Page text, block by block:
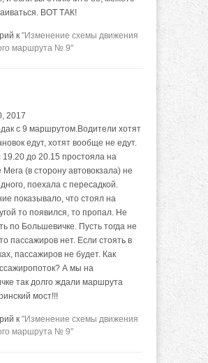
ВОТ ТАК!
к "Изменение схемы движения
маршрута № 9"
2017
с 9 маршрутом.Водители хотят
едут, хотят вообще не едут.
19.20 до 20.15 простояла на
Мега (в сторону автовокзала) не
поехала с пересадкой.
показывало, что стоял на
то появился, то пропал. Не
по Большевичке. Пусть тогда не
пассажиров нет. Если стоять в
пассажиров не будет. Как
А мы на
так долго ждали маршрута
мост!!!
к "Изменение схемы движения
маршрута № 9"